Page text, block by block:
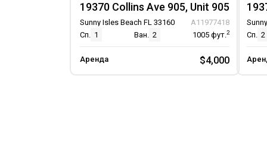
19370 Collins Ave 905, Unit 905
Sunny Isles Beach FL 33160
A11977418
Сп. 1 Ван. 2 1005 фут.2
Аренда $4,000
Сп. 2